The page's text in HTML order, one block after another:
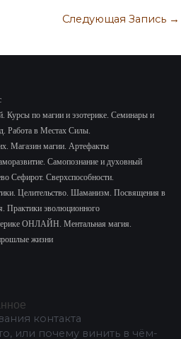
Следующая Запись →
Курсы по магии и эзотерике. Семинары и
Работа в Местах Силы.
Магазин магии. Артефакты
Самопознание и духовный
Сефирот. Сверхспособности.
Целительство. Шаманизм. Посвящения в
Практики эволюционного
ОНЛАЙН. Ментальная магия.
жизни
контакта
или почему винить в чём-